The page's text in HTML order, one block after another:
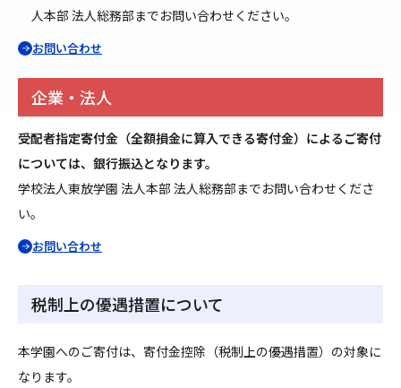
人本部 法人総務部までお問い合わせください。
お問い合わせ
企業・法人
受配者指定寄付金（全額損金に算入できる寄付金）によるご寄付
については、銀行振込となります。
学校法人東放学園 法人本部 法人総務部までお問い合わせくださ
い。
お問い合わせ
税制上の優遇措置について
本学園へのご寄付は、寄付金控除（税制上の優遇措置）の対象に
なります。